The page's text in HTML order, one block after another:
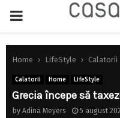
PRIMARY
MENU
Home LifeStyle Calatorii
Calatorii Home LifeStyle
Grecia începe să
by Adina Meyers 5 august